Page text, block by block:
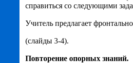
справиться со следующими
Учитель предлагает
(слайды 3-4).
Повторение опорных знаний.